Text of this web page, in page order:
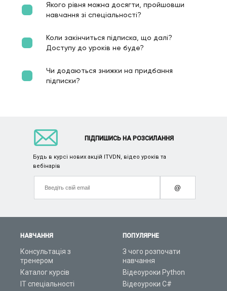
Якого рівня можна досягти, пройшовши
навчання зі спеціальності?
Коли закінчиться підписка, що далі?
Доступу до уроків не буде?
Чи додаються знижки на придбання
підписки?
НАВЧАННЯ
Консультація з
тренером
Каталог курсів
ІТ спеціальності
ПОПУЛЯРНЕ
З чого розпочати
навчання
Відеоуроки Python
Відеоуроки C#
ПІДПИШИСЬ НА РОЗСИЛАННЯ
Будь в курсі нових акцій ITVDN, відео уроків та
вебінарів
@